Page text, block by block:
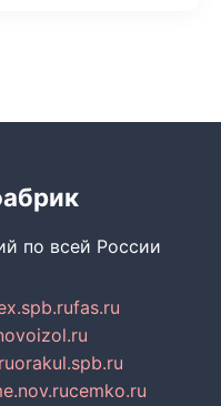
по всей России
fas.ru
orakul.spb.ru
cemko.ru